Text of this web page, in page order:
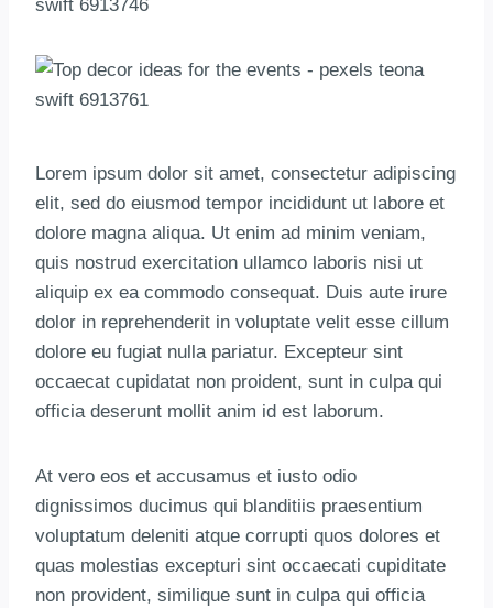
Lorem ipsum dolor sit amet, consectetur adipiscing
elit, sed do eiusmod tempor incididunt ut labore et
dolore magna aliqua. Ut enim ad minim veniam,
quis nostrud exercitation ullamco laboris nisi ut
aliquip ex ea commodo consequat. Duis aute irure
dolor in reprehenderit in voluptate velit esse cillum
dolore eu fugiat nulla pariatur. Excepteur sint
occaecat cupidatat non proident, sunt in culpa qui
officia deserunt mollit anim id est laborum.
At vero eos et accusamus et iusto odio
dignissimos ducimus qui blanditiis praesentium
voluptatum deleniti atque corrupti quos dolores et
quas molestias excepturi sint occaecati cupiditate
non provident, similique sunt in culpa qui officia